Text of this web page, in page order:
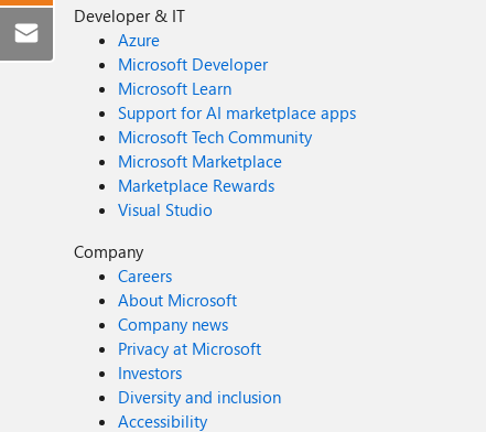
Developer & IT
Azure
Microsoft Developer
Microsoft Learn
Support for AI marketplace apps
Microsoft Tech Community
Microsoft Marketplace
Marketplace Rewards
Visual Studio
Company
Careers
About Microsoft
Company news
Privacy at Microsoft
Investors
Diversity and inclusion
Accessibility